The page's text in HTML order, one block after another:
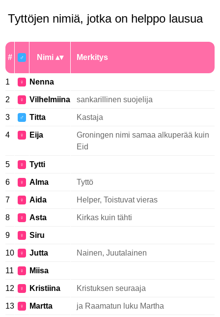
Tyttöjen nimiä, jotka on helppo lausua
# ♂ Nimi Merkitys
1 ♀ Nenna
2 ♀ Vilhelmiina sankarillinen suojelija
3 ♂ Titta Kastaja
4 ♀ Eija
Groningen nimi samaa alkuperää kuin
Eid
5 ♀ Tytti
6 ♀ Alma Tyttö
7 ♀ Aida Helper, Toistuvat vieras
8 ♀ Asta Kirkas kuin tähti
9 ♀ Siru
10 ♀ Jutta Nainen, Juutalainen
11 ♀ Miisa
12 ♀ Kristiina Kristuksen seuraaja
13 ♀ Martta ja Raamatun luku Martha